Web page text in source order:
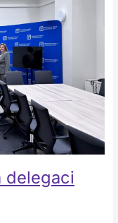
delegaci